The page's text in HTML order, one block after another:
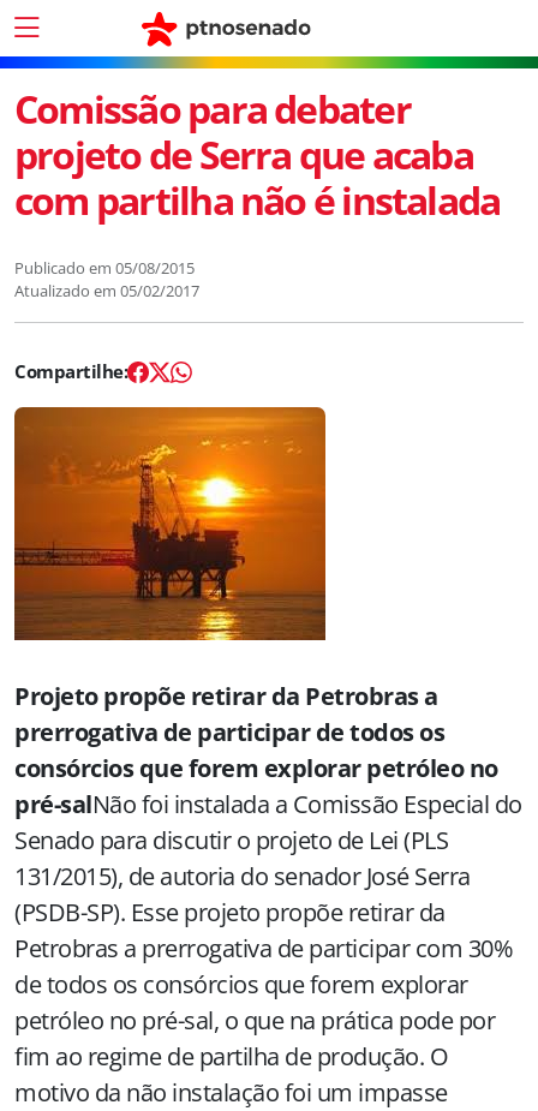
Comissão para debater
projeto de Serra que acaba
com partilha não é instalada
Publicado em 05/08/2015
Atualizado em 05/02/2017
Projeto propõe retirar da Petrobras a
prerrogativa de participar de todos os
consórcios que forem explorar petróleo no
pré-salNão foi instalada a Comissão Especial do
Senado para discutir o projeto de Lei (PLS
131/2015), de autoria do senador José Serra
(PSDB-SP). Esse projeto propõe retirar da
Petrobras a prerrogativa de participar com 30%
de todos os consórcios que forem explorar
petróleo no pré-sal, o que na prática pode por
fim ao regime de partilha de produção. O
motivo da não instalação foi um impasse